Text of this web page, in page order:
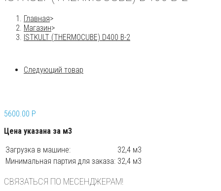
Главная>
Магазин>
ISTKULT (THERMOCUBE) D400 B-2
Следующий товар
5600.00 P
Цена указана за м3
Загрузка в машине:
32,4 м3
Минимальная партия для заказа: 32,4 м3
СВЯЗАТЬСЯ ПО МЕСЕНДЖЕРАМ!